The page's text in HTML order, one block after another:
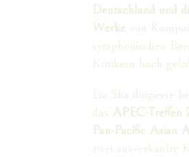
Deutschland und
Werke von
symphonischen
Kritikern hoch
Liu Sha dirigierte
das APEC-Treffen
Pan-Pacific Asian
zwei ausverkaufte